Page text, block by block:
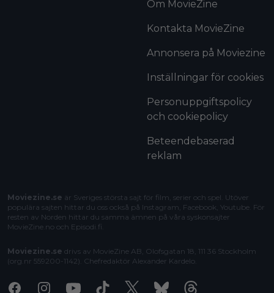
Om MovieZine
Kontakta MovieZine
Annonsera på Moviezine
Inställningar för cookies
Personuppgiftspolicy
och cookiepolicy
Beteendebaserad
reklam
Moviezine.se är Sveriges största sajt för film, serier och spel. Utöver
populära sajten hittar du oss också på Instagram, Facebook, Youtube. För
resten av Norden hittar du samma ämnen på våra syskonsajter
MovieZine.no och Episodi.fi
Moviezine.se drivs av MovieZine AB, Olofsgatan 18, 111 36 Stockholm
(org.nr 559200-1142). Chefredaktör Alexander Kardelo
FacebookInstagramYoutubeTiktok X BlueskyThreads